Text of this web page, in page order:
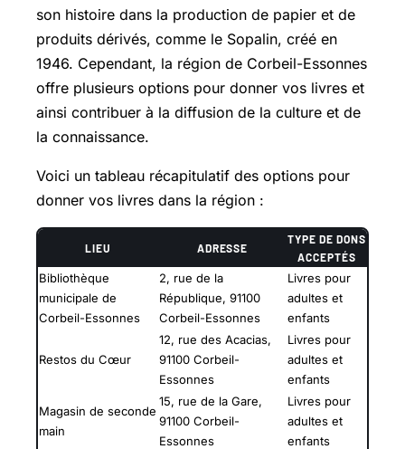
son histoire dans la production de papier et de
produits dérivés, comme le Sopalin, créé en
1946. Cependant, la région de Corbeil-Essonnes
offre plusieurs options pour donner vos livres et
ainsi contribuer à la diffusion de la culture et de
la connaissance.
Voici un tableau récapitulatif des options pour
donner vos livres dans la région :
LIEU ADRESSE
TYPE DE DONS
ACCEPTÉS
Bibliothèque
municipale de
Corbeil-Essonnes
2, rue de la
République, 91100
Corbeil-Essonnes
Livres pour
adultes et
enfants
Restos du Cœur
12, rue des Acacias,
91100 Corbeil-
Essonnes
Livres pour
adultes et
enfants
Magasin de seconde
main
15, rue de la Gare,
91100 Corbeil-
Essonnes
Livres pour
adultes et
enfants